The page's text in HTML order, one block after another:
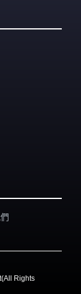
Rights